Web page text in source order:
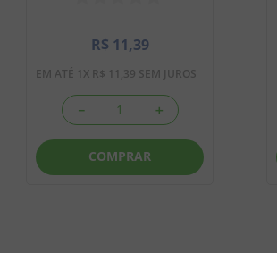
R$ 11,39
EM ATÉ 1 X R$ 11 ,39 SEM JUROS
＋
－
COMPRAR